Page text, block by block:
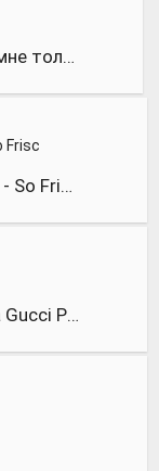
Gucci Prada луи на мне только Fendi xygu тик ток
Frisc
Luchè feat. Corrado - So Frisc (Gucci Prada e Fendi)
ﾑengo Flow Ft. Sosa Gucci Prada